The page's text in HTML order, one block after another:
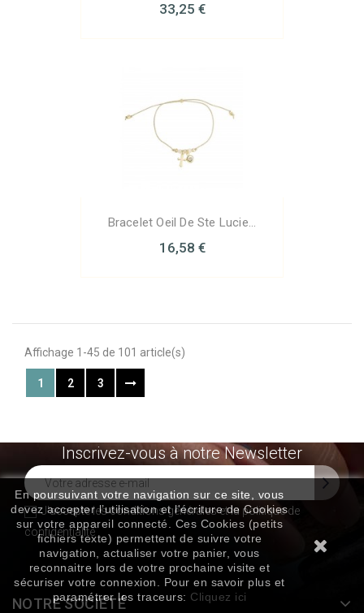
33,25 €
Bracelet Oeil De Ste Lucie...
16,58 €
Affichage 1-45 de 101 article(s)
1 2 3
Inscrivez-vous à notre Newsletter
J'accepte les conditions générales et la politique de
confidentialité
NOTRE SOCIÉTÉ
En poursuivant votre navigation sur ce site, vous
devez accepter l’utilisation et l'écriture de Cookies
sur votre appareil connecté. Ces Cookies (petits
fichiers texte) permettent de suivre votre
navigation, actualiser votre panier, vous
reconnaitre lors de votre prochaine visite et
sécuriser votre connexion. Pour en savoir plus et
paramétrer les traceurs: Cliquez ici